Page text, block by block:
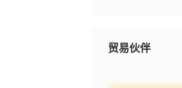
贸易伙伴